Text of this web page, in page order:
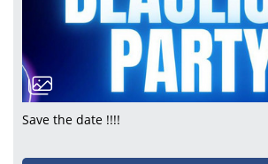
Save the date !!!!